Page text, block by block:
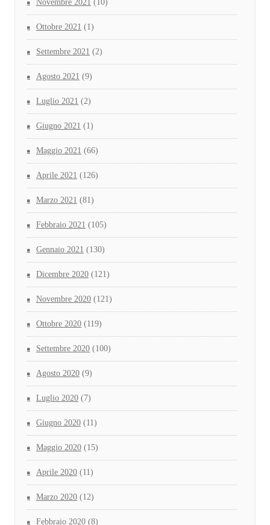
Novembre 2021 (10)
Ottobre 2021 (1)
Settembre 2021 (2)
Agosto 2021 (9)
Luglio 2021 (2)
Giugno 2021 (1)
Maggio 2021 (66)
Aprile 2021 (126)
Marzo 2021 (81)
Febbraio 2021 (105)
Gennaio 2021 (130)
Dicembre 2020 (121)
Novembre 2020 (121)
Ottobre 2020 (119)
Settembre 2020 (100)
Agosto 2020 (9)
Luglio 2020 (7)
Giugno 2020 (11)
Maggio 2020 (15)
Aprile 2020 (11)
Marzo 2020 (12)
Febbraio 2020 (8)